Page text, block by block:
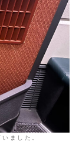
ました。